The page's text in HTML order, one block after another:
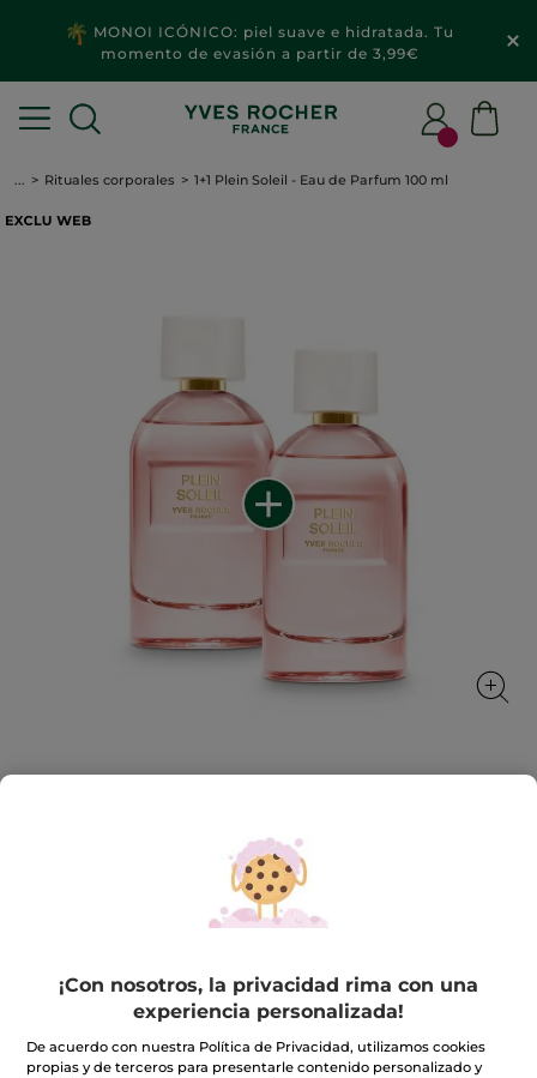
MONOI ICÓNICO: piel suave e hidratada. Tu
momento de evasión a partir de 3,99€
... Rituales corporales 1+1 Plein Soleil - Eau de Parfum 100 ml
1+1 Plein Soleil - Eau de Parfum 100 ml
Flores solares cautivadoras
★★★★★
★★★★★
1+1
Plein
Soleil
Eau
de
INCLUIR UNA RESEÑA
Cantidad
¡Con nosotros, la privacidad rima con una
experiencia personalizada!
De acuerdo con nuestra Política de Privacidad, utilizamos cookies
propias y de terceros para presentarle contenido personalizado y